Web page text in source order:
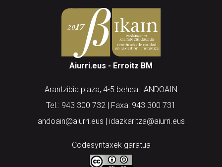
Aiurri.eus - Erroitz BM
Arantzibia plaza, 4-5 behea | ANDOAIN
Tel.: 943 300 732 | Faxa: 943 300 731
andoain@aiurri.eus | idazkaritza@aiurri.eus
Codesyntaxek garatua